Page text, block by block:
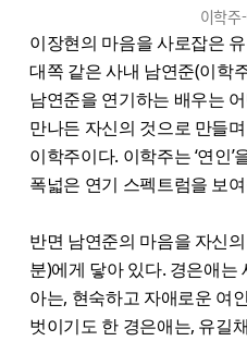
이학주
이장현의 마음을 사로잡은
대쪽 같은 사내 남연준(이학
남연준을 연기하는 배우는
만나든 자신의 것으로 만들
이학주이다. 이학주는 ‘연인
폭넓은 연기 스펙트럼을 보
반면 남연준의 마음을 자신
분)에게 닿아 있다. 경은애는
아는, 현숙하고 자애로운 여
벗이기도 한 경은애는, 유길